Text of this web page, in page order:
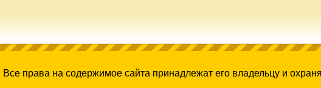
права на содержимое сайта принадлежат его владельцу и